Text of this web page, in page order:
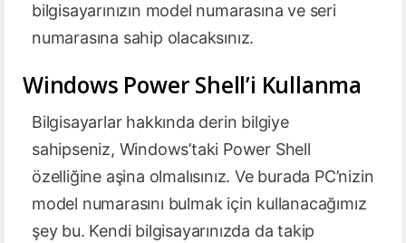
bilgisayarınızın model numarasına ve seri
numarasına sahip olacaksınız.
Windows Power Shell’i Kullanma
Bilgisayarlar hakkında derin bilgiye
sahipseniz, Windows’taki Power Shell
özelliğine aşina olmalısınız. Ve burada PC’nizin
model numarasını bulmak için kullanacağımız
şey bu. Kendi bilgisayarınızda da takip